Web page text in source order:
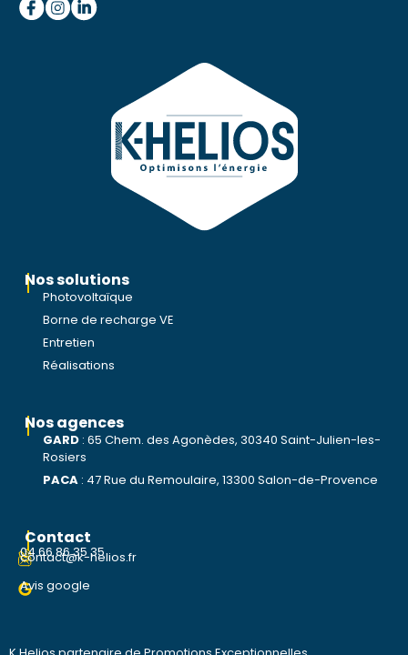
Nos solutions
Photovoltaïque
Borne de recharge VE
Entretien
Réalisations
Nos agences
GARD : 65 Chem. des Agonèdes, 30340 Saint-Julien-les-
Rosiers
PACA : 47 Rue du Remoulaire, 13300 Salon-de-Provence
Contact
04 66 86 35 35
contact@k-helios.fr
Avis google